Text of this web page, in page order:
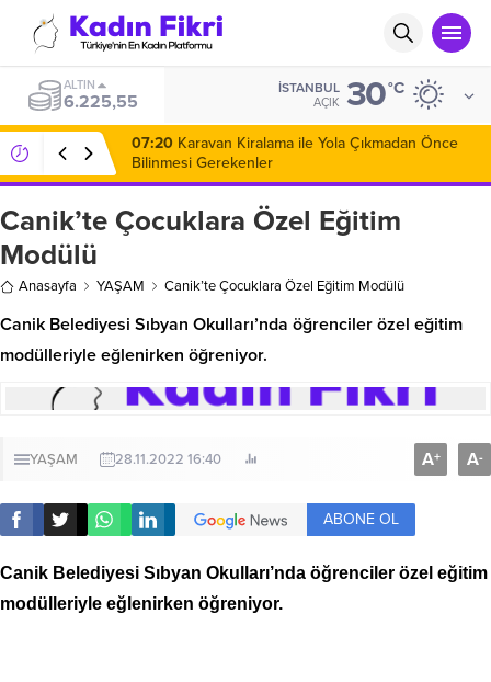
ALTIN
6.225,55
İSTANBUL
AÇIK 30°C
07:20 Karavan Kiralama ile Yola Çıkmadan Önce
Bilinmesi Gerekenler
Canik’te Çocuklara Özel Eğitim
Modülü
Anasayfa YAŞAM Canik’te Çocuklara Özel Eğitim Modülü
Canik Belediyesi Sıbyan Okulları’nda öğrenciler özel eğitim
modülleriyle eğlenirken öğreniyor.
YAŞAM 28.11.2022 16:40 A+ A-
ABONE OL
Canik Belediyesi Sıbyan Okulları’nda öğrenciler özel eğitim
modülleriyle eğlenirken öğreniyor.